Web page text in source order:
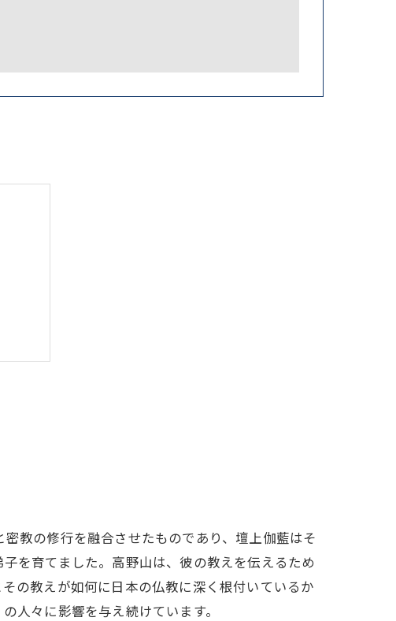
藍
教の修行を融合させたものであり、壇上伽藍はそ
を育てました。高野山は、彼の教えを伝えるため
の教えが如何に日本の仏教に深く根付いているか
人々に影響を与え続けています。